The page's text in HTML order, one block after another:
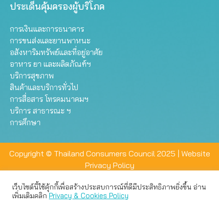
ประเด็นคุ้มครองผู้บริโภค
การเงินและการธนาคาร
การขนส่งและยานพาหนะ
อสังหาริมทรัพย์และที่อยู่อาศัย
อาหาร ยา และผลิตภัณฑ์ฯ
บริการสุขภาพ
สินค้าและบริการทั่วไป
การสื่อสาร โทรคมนาคมฯ
บริการ สาธารณะ ฯ
การศึกษา
Copyright © Thailand Consumers Council 2025 | Website
Privacy Policy
เว็บไซต์นี้ใช้คุ้กกี้เพื่อสร้างประสบการณ์ที่ดีมีประสิทธิภาพยิ่งขึ้น อ่าน
เพิ่มเติมคลิกPrivacy & Cookies Policy
เว็บไซต์นี้ใช้คุกกี้เพื่อมอบประสบการณ์การใช้งานที่ดีให้แก่ท่าน คุณ
สามารถเลือกตั้งค่าความเป็นส่วนตัวได้